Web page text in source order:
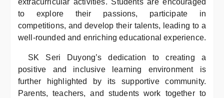
extracurricular activities. Students are encouraged
to explore their passions, participate in
competitions, and develop their talents, leading to a
well-rounded and enriching educational experience.
SK Seri Duyong’s dedication to creating a
positive and inclusive learning environment is
further highlighted by its supportive community.
Parents, teachers, and students work together to